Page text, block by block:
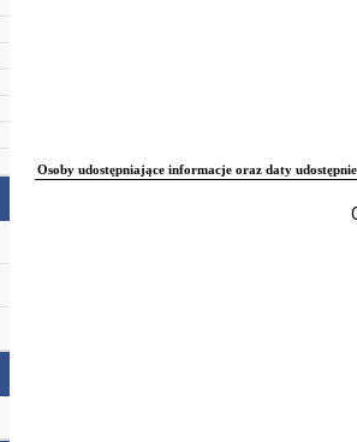
Osoby udostępniające informacje oraz daty